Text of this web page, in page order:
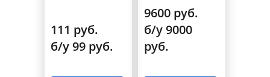
111 руб.
б/у 99 руб.
9600 руб.
б/у 9000
руб.